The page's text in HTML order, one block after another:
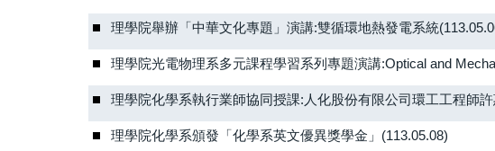
理學院舉辦「中華文化專題」演講:雙循環地熱發電系統
理學院光電物理系多元課程學習系列專題演講:Optical and
理學院化學系執行業師協同授課:人化股份有限公司環工工程師
理學院化學系頒發「化學系英文優異獎學金」(113.05.08)